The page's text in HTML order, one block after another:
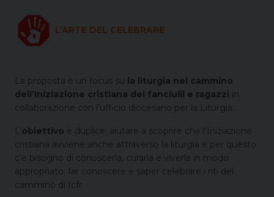
L’ARTE DEL CELEBRARE
La proposta è un focus su la liturgia nel cammino
dell’Iniziazione cristiana dei fanciulli e ragazzi in
collaborazione con l’ufficio diocesano per la Liturgia.
L’ obiettivo è duplice: aiutare a scoprire che l’Iniziazione
cristiana avviene anche attraverso la liturgia e per questo
c’è bisogno di conoscerla, curarla e viverla in modo
appropriato; far conoscere e saper celebrare i riti del
cammino di Icfr.